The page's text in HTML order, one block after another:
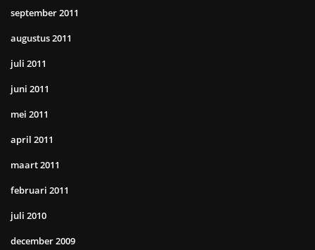
september 2011
augustus 2011
juli 2011
juni 2011
mei 2011
april 2011
maart 2011
februari 2011
juli 2010
december 2009